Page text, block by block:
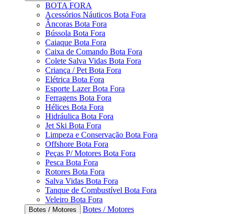
BOTA FORA
Acessórios Náuticos Bota Fora
Âncoras Bota Fora
Bússola Bota Fora
Caiaque Bota Fora
Caixa de Comando Bota Fora
Colete Salva Vidas Bota Fora
Criança / Pet Bota Fora
Elétrica Bota Fora
Esporte Lazer Bota Fora
Ferragens Bota Fora
Hélices Bota Fora
Hidráulica Bota Fora
Jet Ski Bota Fora
Limpeza e Conservação Bota Fora
Offshore Bota Fora
Peças P/ Motores Bota Fora
Pesca Bota Fora
Rotores Bota Fora
Salva Vidas Bota Fora
Tanque de Combustível Bota Fora
Veleiro Bota Fora
Botes / Motores
Botes / Motores